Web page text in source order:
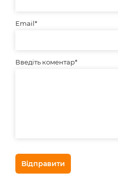
Email*
Введіть коментар*